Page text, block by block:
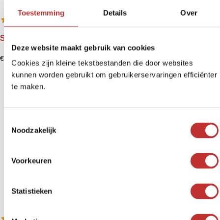
Toestemming Details Over
Deze website maakt gebruik van cookies
Cookies zijn kleine tekstbestanden die door websites
kunnen worden gebruikt om gebruikerservaringen efficiënter
te maken.
i
Noodzakelijk
Voorkeuren
Statistieken
Shungite karkötő Pravda
€ 24,99 € 28,99